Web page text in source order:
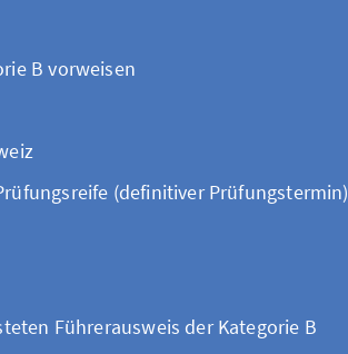
B vorweisen
(definitiver Prüfungstermin)
Führerausweis der Kategorie B